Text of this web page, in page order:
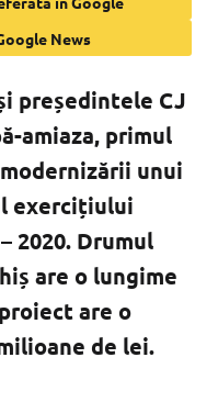
News
președintele CJ
amiaza, primul
unui
exercițiului
2020. Drumul
are o lungime
are o
de lei.